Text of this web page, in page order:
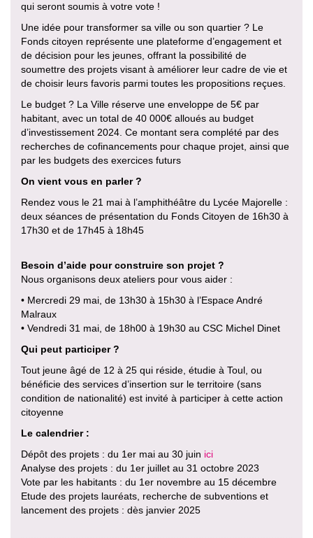
qui seront soumis à votre vote !
Une idée pour transformer sa ville ou son quartier ? Le
Fonds citoyen représente une plateforme d’engagement et
de décision pour les jeunes, offrant la possibilité de
soumettre des projets visant à améliorer leur cadre de vie et
de choisir leurs favoris parmi toutes les propositions reçues.
Le budget ? La Ville réserve une enveloppe de 5€ par
habitant, avec un total de 40 000€ alloués au budget
d’investissement 2024. Ce montant sera complété par des
recherches de cofinancements pour chaque projet, ainsi que
par les budgets des exercices futurs
On vient vous en parler ?
Rendez vous le 21 mai à l’amphithéâtre du Lycée Majorelle :
deux séances de présentation du Fonds Citoyen de 16h30 à
17h30 et de 17h45 à 18h45
Besoin d’aide pour construire son projet ?
Nous organisons deux ateliers pour vous aider :
• Mercredi 29 mai, de 13h30 à 15h30 à l’Espace André
Malraux
• Vendredi 31 mai, de 18h00 à 19h30 au CSC Michel Dinet
Qui peut participer ?
Tout jeune âgé de 12 à 25 qui réside, étudie à Toul, ou
bénéficie des services d’insertion sur le territoire (sans
condition de nationalité) est invité à participer à cette action
citoyenne
Le calendrier :
Dépôt des projets : du 1er mai au 30 juin ici
Analyse des projets : du 1er juillet au 31 octobre 2023
Vote par les habitants : du 1er novembre au 15 décembre
Etude des projets lauréats, recherche de subventions et
lancement des projets : dès janvier 2025